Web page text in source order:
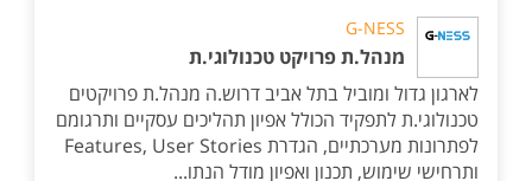
G-NESS
מנהל.ת פרויקט טכנולוגי.ת
לארגון גדול ומוביל בתל אביב דרוש.ה מנהל.ת פרויקטים
טכנולוגי.ת לתפקיד הכולל אפיון תהליכים עסקיים ותרגומם
לפתרונות מערכתיים, הגדרת Features, User Stories
ותרחישי שימוש, תכנון ואפיון מודל הנתו...